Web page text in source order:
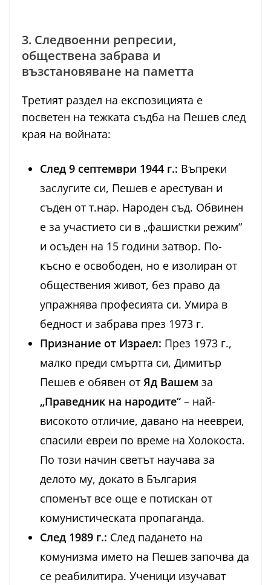
3. Следвоенни репресии,
обществена забрава и
възстановяване на паметта
Третият раздел на експозицията е
посветен на тежката съдба на Пешев след
края на войната:
След 9 септември 1944 г.: Въпреки
заслугите си, Пешев е арестуван и
съден от т.нар. Народен съд. Обвинен
е за участието си в „фашистки режим“
и осъден на 15 години затвор. По-
късно е освободен, но е изолиран от
обществения живот, без право да
упражнява професията си. Умира в
бедност и забрава през 1973 г.
Признание от Израел: През 1973 г.,
малко преди смъртта си, Димитър
Пешев е обявен отЯд Вашем за
„Праведник на народите“ – най-
високото отличие, давано на неевреи,
спасили евреи по време на Холокоста.
По този начин светът научава за
делото му, докато в България
споменът все още е потискан от
комунистическата пропаганда.
След 1989 г.: След падането на
комунизма името на Пешев започва да
се реабилитира. Ученици изучават